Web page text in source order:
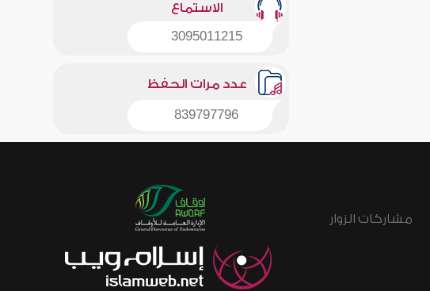
الاستماع
3095011215
عدد مرات الحفظ
839797796
مشاركات الزوار